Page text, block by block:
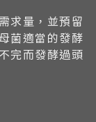
求量，並預留
菌適當的發酵
完而發酵過頭